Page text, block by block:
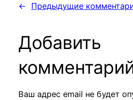
← Предыдущие
Добавить
Ваш адрес email не будет